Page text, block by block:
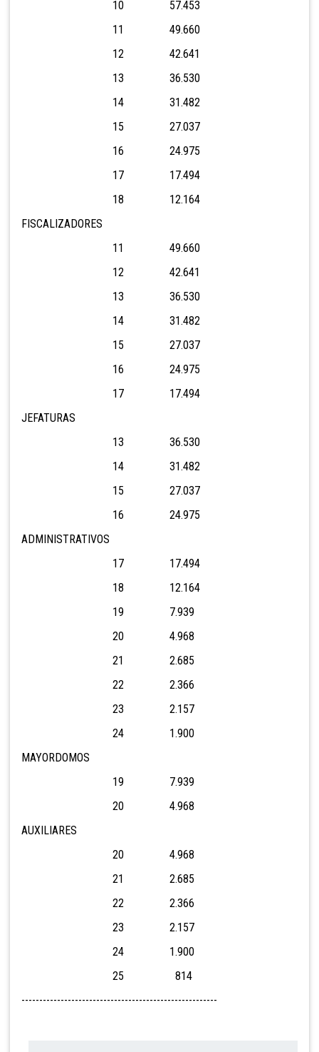
10 57.453
11 49.660
12 42.641
13 36.530
14 31.482
15 27.037
16 24.975
17 17.494
18 12.164
FISCALIZADORES
11 49.660
12 42.641
13 36.530
14 31.482
15 27.037
16 24.975
17 17.494
JEFATURAS
13 36.530
14 31.482
15 27.037
16 24.975
ADMINISTRATIVOS
17 17.494
18 12.164
19 7.939
20 4.968
21 2.685
22 2.366
23 2.157
24 1.900
MAYORDOMOS
19 7.939
20 4.968
AUXILIARES
20 4.968
21 2.685
22 2.366
23 2.157
24 1.900
25 814
-------------------------------------------------------